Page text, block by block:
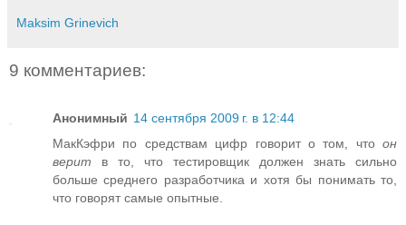
Maksim Grinevich
9 комментариев:
Анонимный 14 сентября 2009 г. в 12:44
МакКэфри по средствам цифр говорит о том, что он
верит в то, что тестировщик должен знать сильно
больше среднего разработчика и хотя бы понимать то,
что говорят самые опытные.